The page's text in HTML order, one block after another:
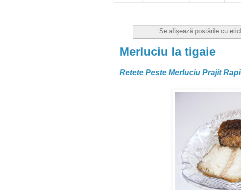
Se afișează postările cu
Merluciu la tigaie
Retete Peste Merluciu Prajit